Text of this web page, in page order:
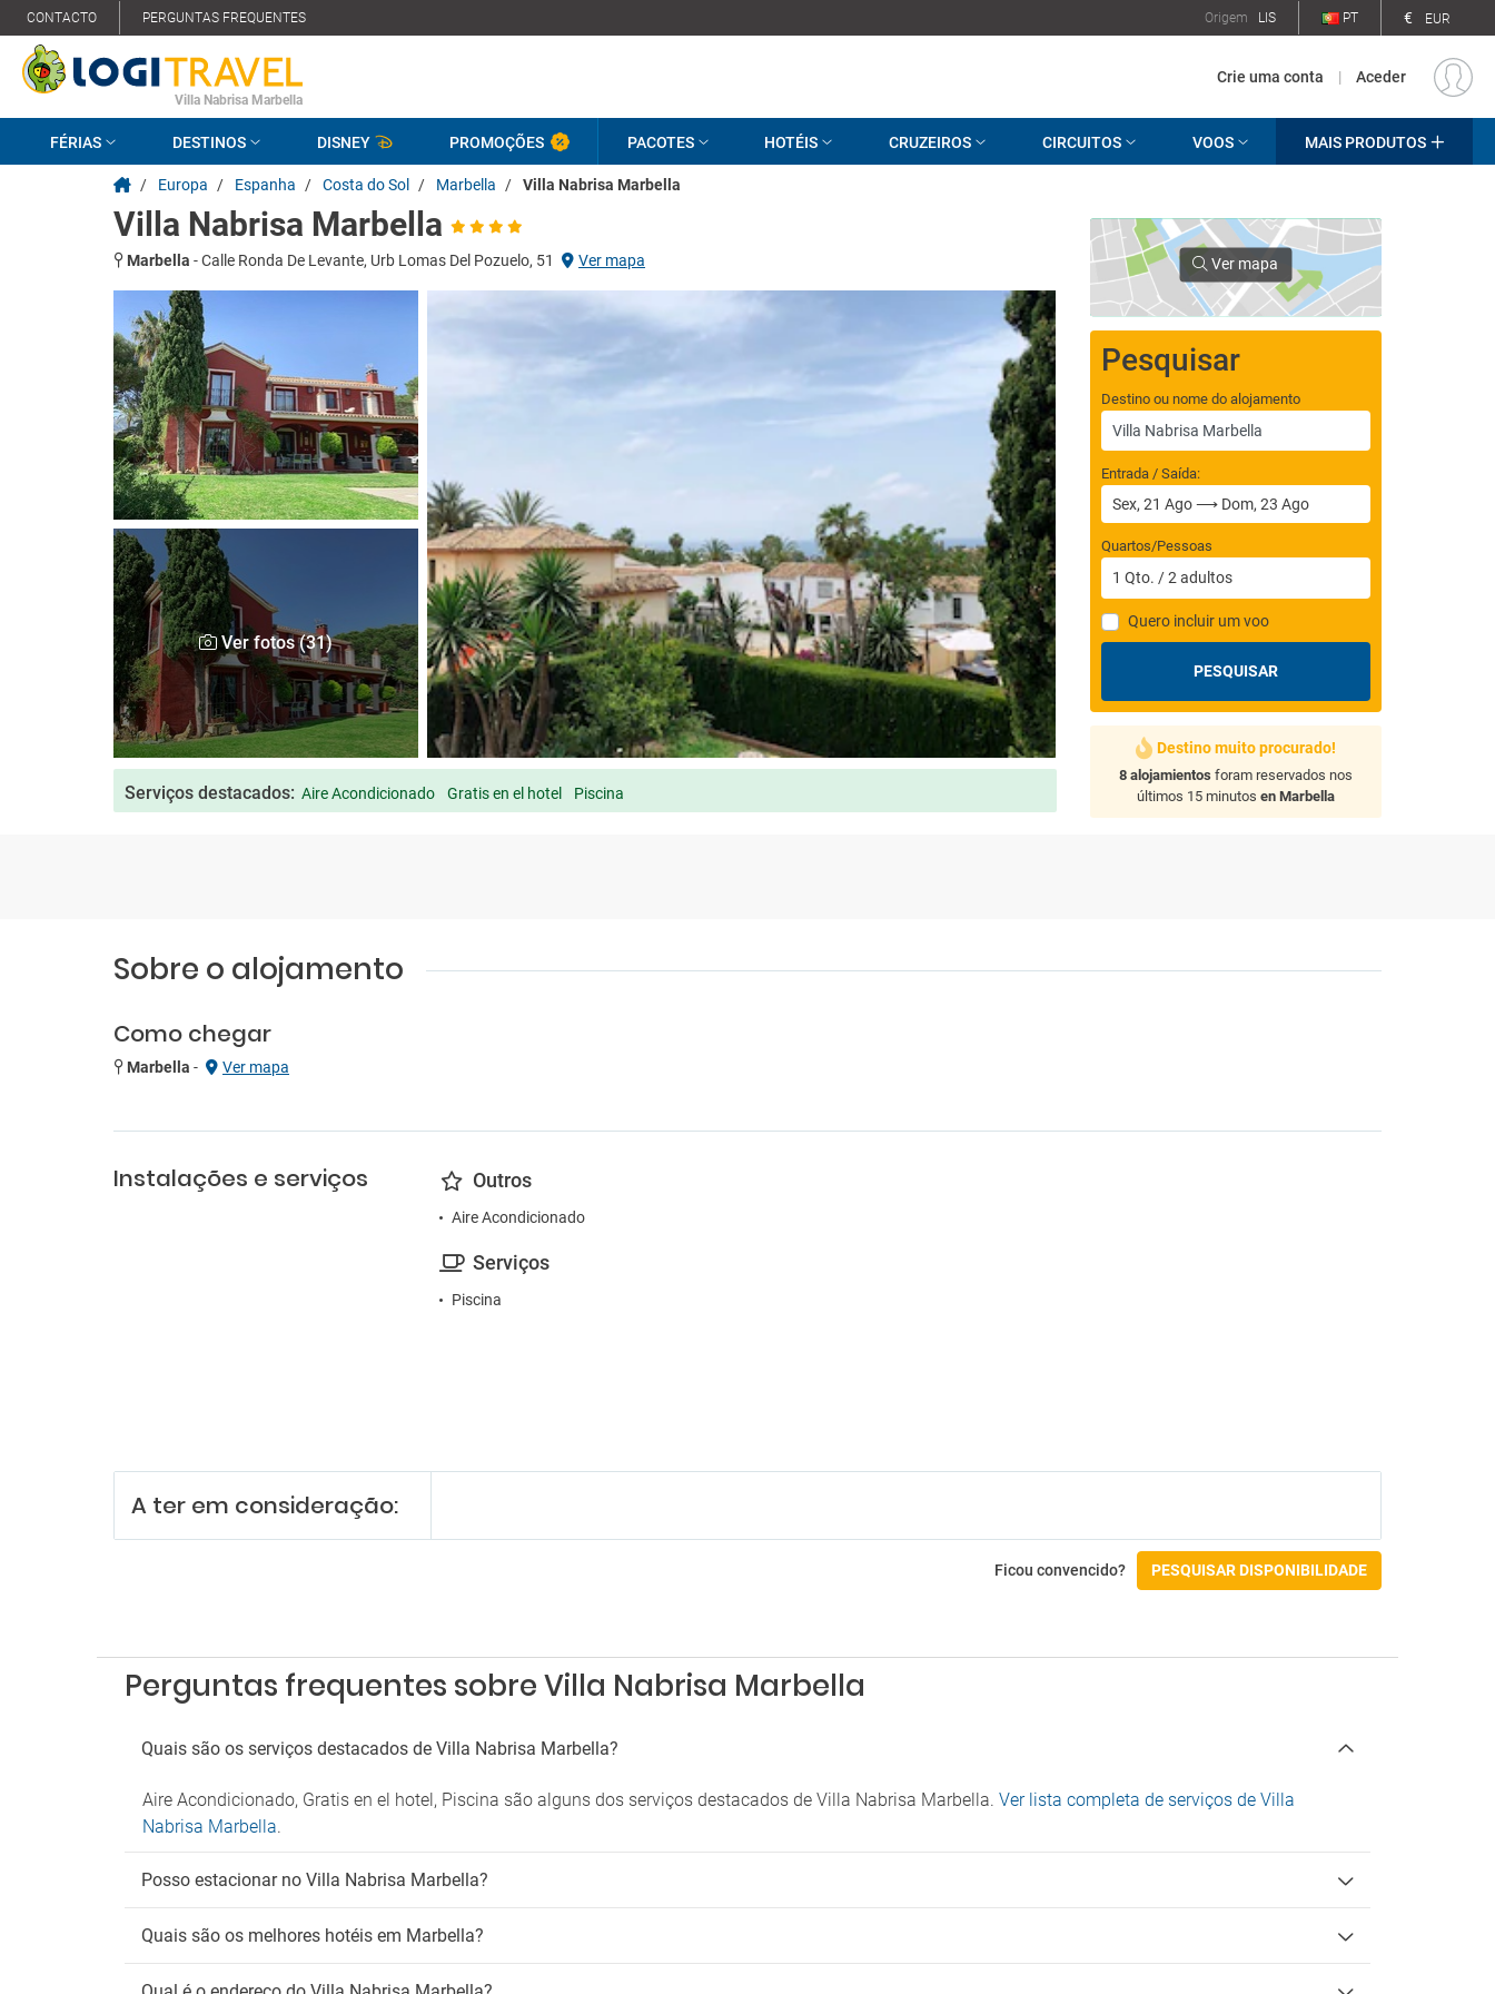
CONTACTO PERGUNTAS FREQUENTES Origem LIS PT € EUR
Villa Nabrisa Marbella
Crie uma conta | Aceder
FÉRIAS DESTINOS DISNEY PROMOÇÕES PACOTES HOTÉIS CRUZEIROS CIRCUITOS VOOS MAIS PRODUTOS
/ Europa / Espanha / Costa do Sol / Marbella / Villa Nabrisa Marbella
Villa Nabrisa Marbella
Marbella -Calle Ronda De Levante, Urb Lomas Del Pozuelo, 51 Ver mapa
Ver fotos (31)
Serviços destacados: Aire Acondicionado Gratis en el hotel Piscina
Ver mapa
Pesquisar
Destino ou nome do alojamento
Entrada / Saída:
Quartos/Pessoas
1 Qto. /2 adultos
Quero incluir um voo
PESQUISAR
Destino muito procurado!
8 alojamientos foram reservados nos
últimos 15 minutos en Marbella
Sobre o alojamento
Como chegar
Marbella - Ver mapa
Instalações e serviços Outros
Aire Acondicionado
Serviços
Piscina
A ter em consideração:
Ficou convencido? PESQUISAR DISPONIBILIDADE
Perguntas frequentes sobre Villa Nabrisa Marbella
Quais são os serviços destacados de Villa Nabrisa Marbella?
Aire Acondicionado, Gratis en el hotel, Piscina são alguns dos serviços destacados de Villa Nabrisa Marbella. Ver lista completa de serviços de Villa
Nabrisa Marbella.
Posso estacionar no Villa Nabrisa Marbella?
Quais são os melhores hotéis em Marbella?